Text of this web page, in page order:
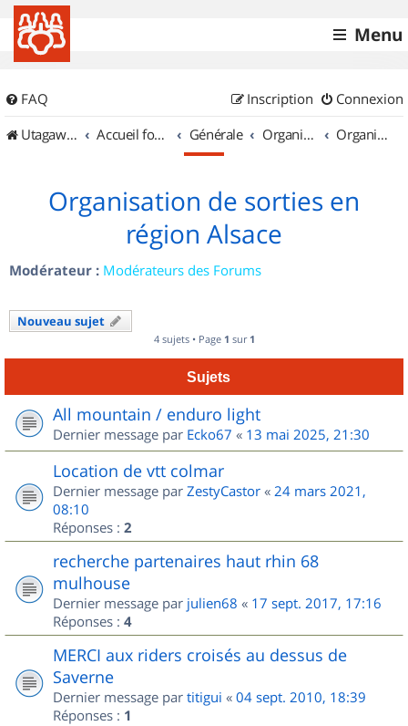
Menu
FAQ Connexion
Inscription
UtagawaVTT (Randos VTT et VTTAE avec traces GPS)
Accueil forum Générale Organisation de sorties & Recherche de partenaires Organisation de sorties en région Alsace
Organisation de sorties en
région Alsace
Modérateur : Modérateurs des Forums
Nouveau sujet
4 sujets • Page 1 sur 1
Sujets
All mountain / enduro light
Dernier message par Ecko67 « 13 mai 2025, 21:30
Location de vtt colmar
Dernier message par ZestyCastor « 24 mars 2021,
08:10
Réponses : 2
recherche partenaires haut rhin 68
mulhouse
Dernier message par julien68 « 17 sept. 2017, 17:16
Réponses : 4
MERCI aux riders croisés au dessus de
Saverne
Dernier message par titigui « 04 sept. 2010, 18:39
Réponses : 1